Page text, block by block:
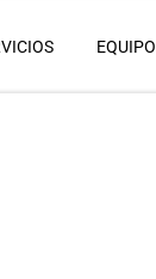
EQUIPO